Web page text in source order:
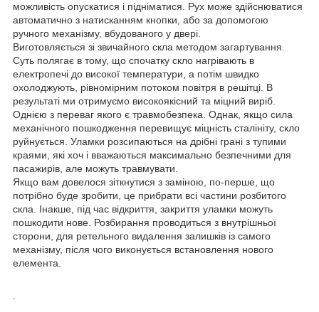
можливість опускатися і підніматися. Рух може здійснюватися
автоматично з натисканням кнопки, або за допомогою
ручного механізму, вбудованого у двері.
Виготовляється зі звичайного скла методом загартування.
Суть полягає в тому, що спочатку скло нагрівають в
електропечі до високої температури, а потім швидко
охолоджують, рівномірним потоком повітря в решітці. В
результаті ми отримуємо високоякісний та міцний виріб.
Однією з переваг якого є травмобезпека. Однак, якщо сила
механічного пошкодження перевищує міцність сталініту, скло
руйнується. Уламки розсипаються на дрібні грані з тупими
краями, які хоч і вважаються максимально безпечними для
пасажирів, але можуть травмувати.
Якщо вам довелося зіткнутися з заміною, по-перше, що
потрібно буде зробити, це прибрати всі частини розбитого
скла. Інакше, під час відкриття, закриття уламки можуть
пошкодити нове. Розбирання проводиться з внутрішньої
сторони, для ретельного видалення залишків із самого
механізму, після чого виконується встановлення нового
елемента.
.